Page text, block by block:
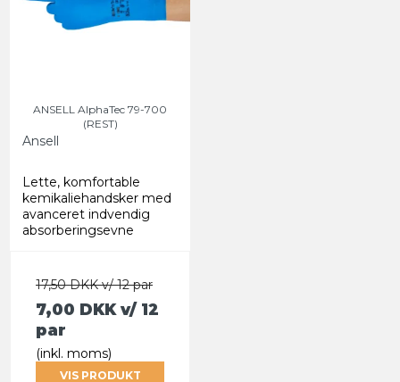
ANSELL AlphaTec 79-700
(REST)
Ansell
Lette, komfortable
kemikaliehandsker med
avanceret indvendig
absorberingsevne
17,50 DKK v/ 12 par
7,00 DKKv/ 12
par
(inkl. moms)
VIS PRODUKT